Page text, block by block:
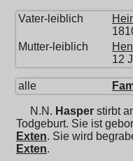
Vater-leiblich
Mutter-leiblich
12
alle
N.N. Hasper stirbt
Todgeburt. Sie ist
Exten. Sie wird
Exten.